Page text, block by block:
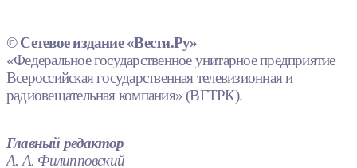
© Сетевое издание «Вести.Ру»
«Федеральное государственное унитарное предприятие
Всероссийская государственная телевизионная и
радиовещательная компания» (ВГТРК).
Главный редактор
А. А. Филипповский